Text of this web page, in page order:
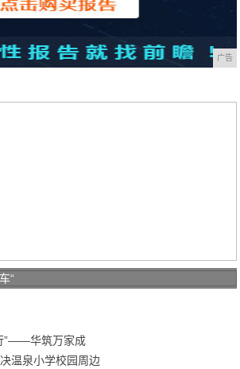
广告
“
”——华筑万家成
温泉小学校园周边